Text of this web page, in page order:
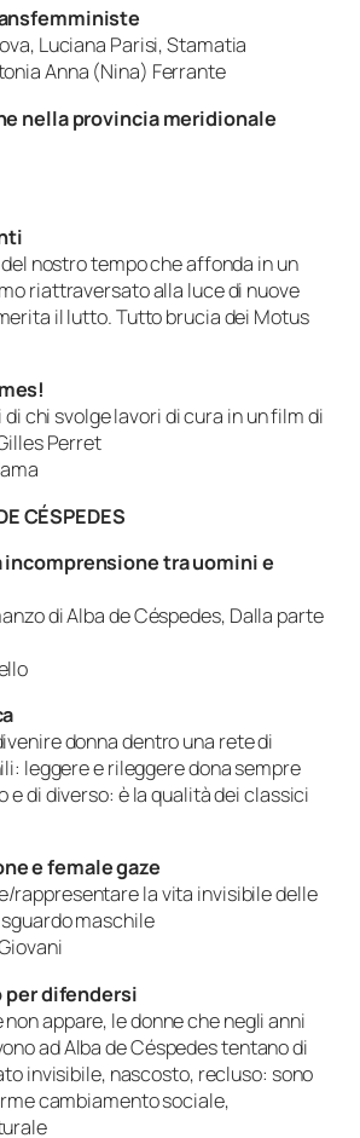
Luciana Parisi, Stamatia
Anna (Nina) Ferrante
nella provincia meridionale
nostro tempo che affonda in un
riattraversato alla luce di nuove
il lutto.Tutto bruciadei Motus
chi svolge lavori di cura in un film di
Perret
CÉSPEDES
incomprensione tra uomini e
di Alba de Céspedes, Dalla parte
donna dentro una rete di
leggere e rileggere dona sempre
e di diverso: è la qualità dei classici
efemale gaze
rappresentare la vita invisibile delle
maschile
difendersi
non appare, le donne che negli anni
ad Alba de Céspedes tentano di
invisibile, nascosto, recluso: sono
cambiamento sociale,